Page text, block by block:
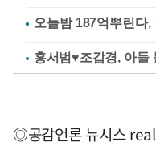
홍서범♥조갑경, 아들
◎공감언론 뉴시스